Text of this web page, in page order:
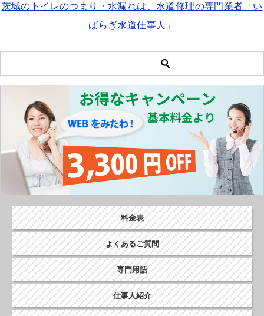
tt e c
b
o
茨城のトイレのつまり・水漏れは、水道修理の専門業者「い
ばらぎ水道仕事人」
料金表
よくあるご質問
専門用語
仕事人紹介